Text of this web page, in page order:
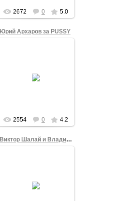
2672 0 5.0
Юрий Архаров за PUSSY
общегражданского
сопротивления
2554 0 4.2
Виктор Шалай и Владимир Исправников
профессора ОмГТУ.